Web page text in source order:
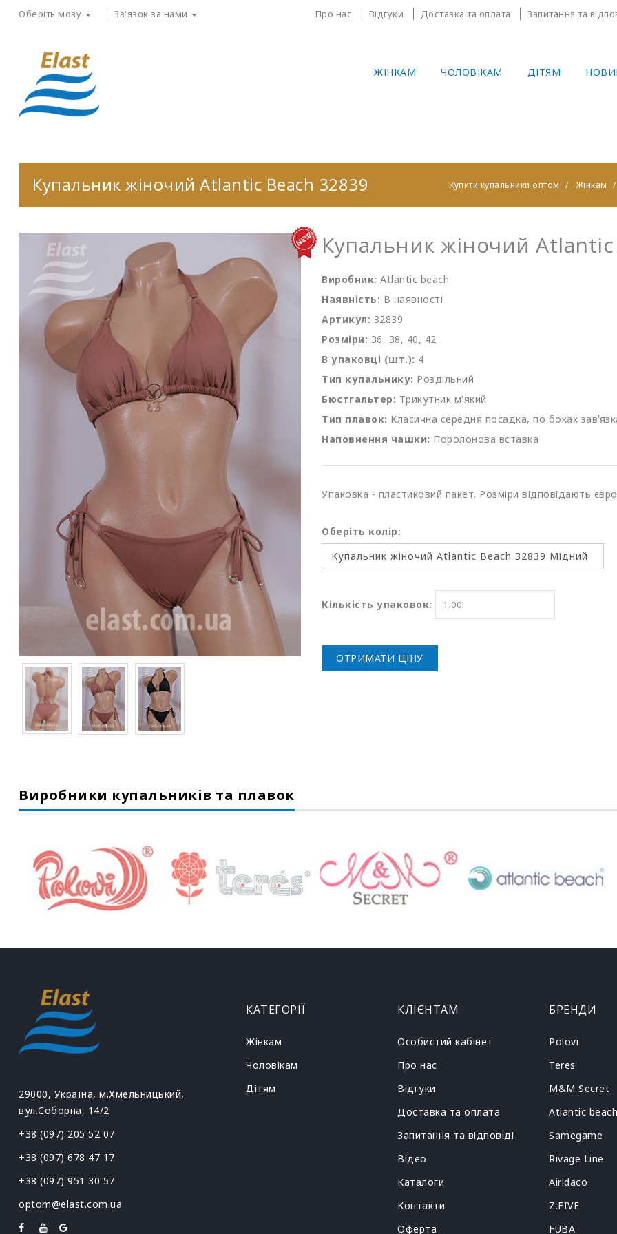
Оберіть мову Зв'язок за нами Про нас Відгуки Доставка та оплата Запитання та
ЖІНКАМ ЧОЛОВІКАМ ДІТЯМ
Купальник жіночий Atlantic Beach 32839 Купити купальники оптом Жінкам
Купальник жіночий
Виробник: Atlantic beach
Наявність: В наявності
Артикул: 32839
Розміри: 36, 38, 40, 42
В упаковці (шт.): 4
Тип купальнику: Роздільний
Бюстгальтер: Трикутник м'який
Тип плавок: Класична середня посадка, по боках
Наповнення чашки: Поролонова вставка
Упаковка - пластиковий пакет. Розміри відповідають
Оберіть колір:
Кількість упаковок:
ОТРИМАТИ ЦІНУ
Виробники купальників та плавок
29000, Україна, м.Хмельницький,
вул.Соборна, 14/2
+38 (097) 205 52 07
+38 (097) 678 47 17
+38 (097) 951 30 57
optom@elast.com.ua
КАТЕГОРІЇ
Жінкам
Чоловікам
Дітям
КЛІЄНТАМ
Особистий кабінет
Про нас
Відгуки
Доставка та оплата
Запитання та відповіді
Відео
Каталоги
Контакти
Оферта
БРЕНДИ
Polovi
Teres
M&M Secret
Atlantic beach
Samegame
Rivage Line
Airidaco
Z.FIVE
FUBA